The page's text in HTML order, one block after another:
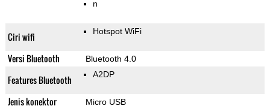
n
Ciri wifi Hotspot WiFi
Versi Bluetooth Bluetooth 4.0
Features Bluetooth A2DP
Jenis konektor Micro USB